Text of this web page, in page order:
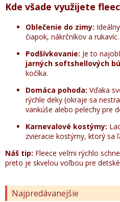
Najpredávanejšie
Kde všade využijete
Oblečenie do zimy:
čiapok, nákrčníkov a rukavíc.
Podšívkovanie: Je to
jarných softshellových
kočíka.
Domáca pohoda: Vďaka
rýchle deky (okraje sa
vankúše alebo pelechy pre
Karnevalové kostýmy:
zvieracie kostýmy, ktorý sa
Náš tip: Fleece veľmi rýchlo
preto je skvelou voľbou pre